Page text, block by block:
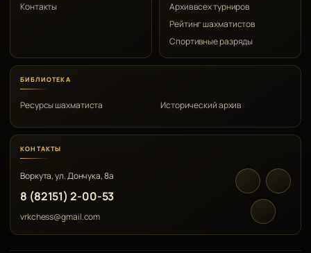
Контакты
Архив всех турниров
Рейтинг шахматистов
Спортивные разряды
БИБЛИОТЕКА
Ресурсы шахматиста Исторический архив
КОНТАКТЫ
Воркута, ул. Дончука, 8а
8 (82151) 2-00-53
vrkchess@gmail.com